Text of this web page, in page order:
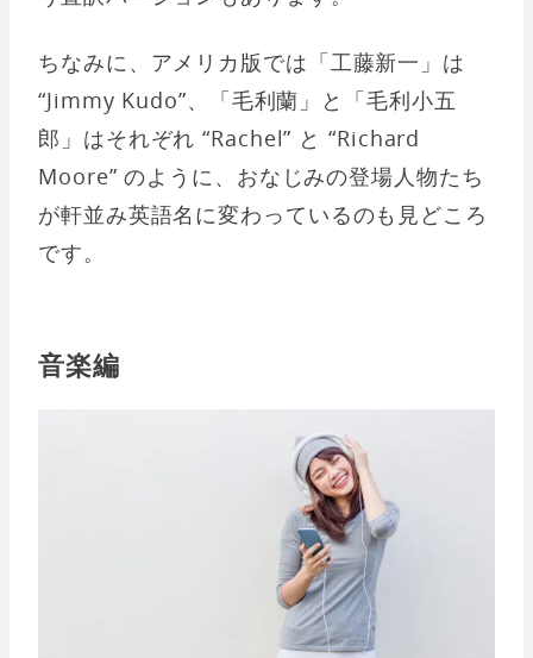
ちなみに、アメリカ版では「工藤新一」は
“Jimmy Kudo”、「毛利蘭」と「毛利小五
郎」はそれぞれ “Rachel” と “Richard
Moore” のように、おなじみの登場人物たち
が軒並み英語名に変わっているのも見どころ
です。
音楽編